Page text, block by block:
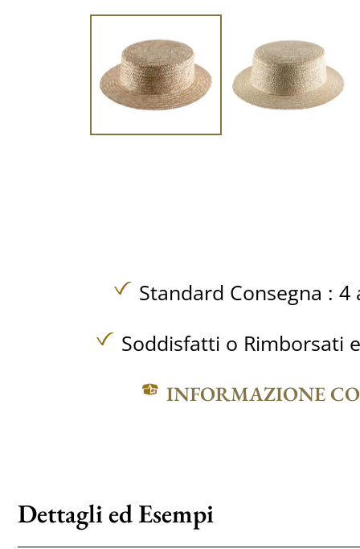
Standard Consegna : 4
Soddisfatti o Rimborsati
INFORMAZIONE
Dettagli ed Esempi